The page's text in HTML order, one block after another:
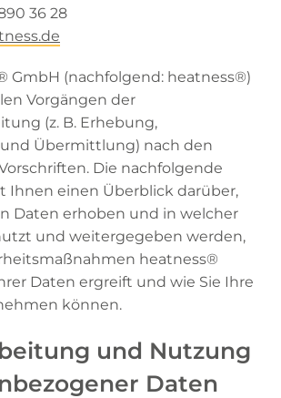
36 28
GmbH (nachfolgend: heatness®)
Vorgängen der
(z. B. Erhebung,
Übermittlung) nach den
Die nachfolgende
Ihnen einen Überblick darüber,
Daten erhoben und in welcher
und weitergegeben werden,
heatness®
Daten ergreift und wie Sie Ihre
können.
und Nutzung
Daten